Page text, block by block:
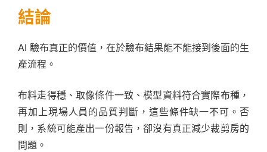
結論
AI 驗布真正的價值，在於驗布結果能不能接到後面的生
產流程。
布料走得穩、取像條件一致、模型資料符合實際布種，
再加上現場人員的品質判斷，這些條件缺一不可。否
則，系統可能產出一份報告，卻沒有真正減少裁剪房的
問題。